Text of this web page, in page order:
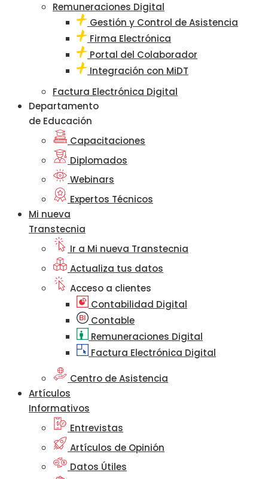
Remuneraciones Digital
Gestión y Control de Asistencia
Firma Electrónica
Portal del Colaborador
Integración con MiDT
Factura Electrónica Digital
Departamento
de Educación
Capacitaciones
Diplomados
Webinars
Expertos Técnicos
Mi nueva
Transtecnia
Ir a Mi nueva Transtecnia
Actualiza tus datos
Acceso a clientes
Contabilidad Digital
Contable
Remuneraciones Digital
Factura Electrónica Digital
Centro de Asistencia
Artículos
Informativos
Entrevistas
Artículos de Opinión
Datos Útiles